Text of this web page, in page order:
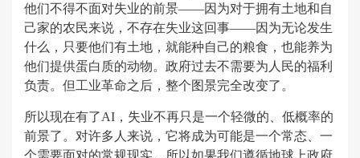
他们不得不面对失业的前景——因为对于拥有土地和自
己家的农民来说，不存在失业这回事——因为无论发生
什么，只要他们有土地，就能种自己的粮食，也能养为
他们提供蛋白质的动物。政府过去不需要为人民的福利
负责。但工业革命之后，整个图景完全改变了。
所以现在有了AI，失业不再只是一个轻微的、低概率的
前景了。对许多人来说，它将成为可能是一个常态、一
个需要面对的常规现实。所以如果我们遵循地球上政府